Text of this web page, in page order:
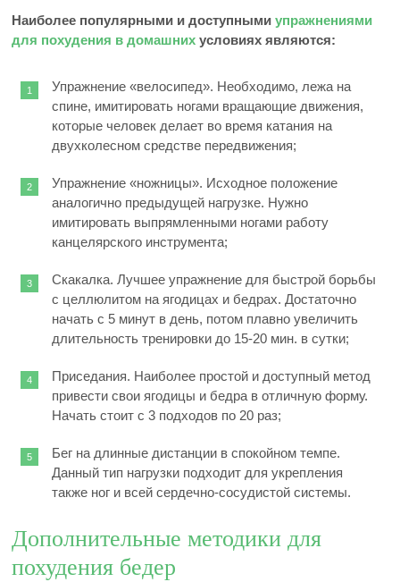
Наиболее популярными и доступнымиупражнениями
для похудения в домашних условиях являются:
Упражнение «велосипед». Необходимо, лежа на
спине, имитировать ногами вращающие движения,
которые человек делает во время катания на
двухколесном средстве передвижения;
Упражнение «ножницы». Исходное положение
аналогично предыдущей нагрузке. Нужно
имитировать выпрямленными ногами работу
канцелярского инструмента;
Скакалка. Лучшее упражнение для быстрой борьбы
с целлюлитом на ягодицах и бедрах. Достаточно
начать с 5 минут в день, потом плавно увеличить
длительность тренировки до 15-20 мин. в сутки;
Приседания. Наиболее простой и доступный метод
привести свои ягодицы и бедра в отличную форму.
Начать стоит с 3 подходов по 20 раз;
Бег на длинные дистанции в спокойном темпе.
Данный тип нагрузки подходит для укрепления
также ног и всей сердечно-сосудистой системы.
Дополнительные методики для
похудения бедер